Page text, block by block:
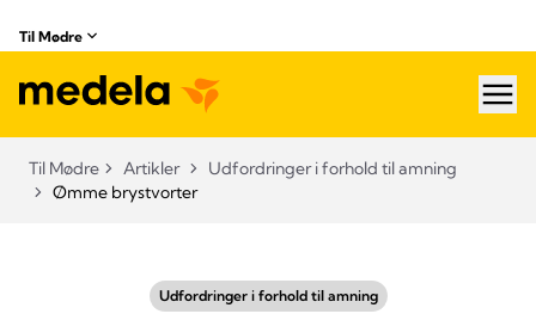
Til Mødre
Til Mødre Artikler
Udfordringer i forhold til amning
Ømme brystvorter
Udfordringer i forhold til amning